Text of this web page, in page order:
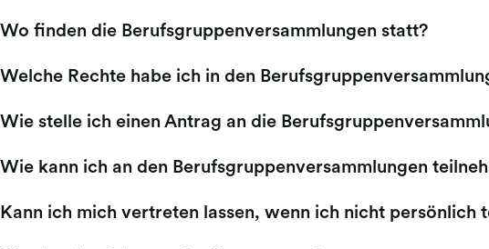
Wo finden die Berufsgruppenversammlungen statt?
Welche Rechte habe ich in den
Wie stelle ich einen Antrag an die
Wie kann ich an den Berufsgruppenversammlungen
Kann ich mich vertreten lassen, wenn ich nicht persönlich